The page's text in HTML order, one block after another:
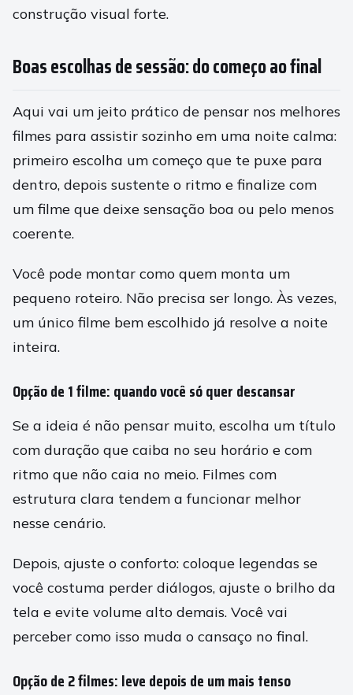
construção visual forte.
Boas escolhas de sessão: do começo ao final
Aqui vai um jeito prático de pensar nos melhores
filmes para assistir sozinho em uma noite calma:
primeiro escolha um começo que te puxe para
dentro, depois sustente o ritmo e finalize com
um filme que deixe sensação boa ou pelo menos
coerente.
Você pode montar como quem monta um
pequeno roteiro. Não precisa ser longo. Às vezes,
um único filme bem escolhido já resolve a noite
inteira.
Opção de 1 filme: quando você só quer descansar
Se a ideia é não pensar muito, escolha um título
com duração que caiba no seu horário e com
ritmo que não caia no meio. Filmes com
estrutura clara tendem a funcionar melhor
nesse cenário.
Depois, ajuste o conforto: coloque legendas se
você costuma perder diálogos, ajuste o brilho da
tela e evite volume alto demais. Você vai
perceber como isso muda o cansaço no final.
Opção de 2 filmes: leve depois de um mais tenso